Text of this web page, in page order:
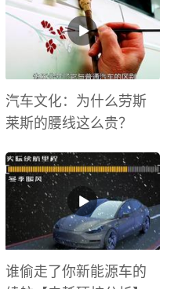
汽车文化：为什么劳斯
莱斯的腰线这么贵？
谁偷走了你新能源车的